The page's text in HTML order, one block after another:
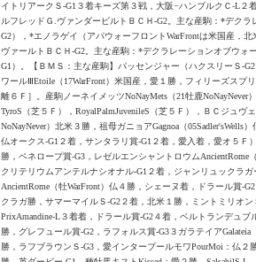
イトリアークＳ-G1３着キーズ第３戦，大阪−ハンブルクＣ-L２
ルフレッドＧ.ヴァンダービルトＢＣＨ-G2。主な産駒：*デク
G2），*エノラゲイ（アパウォーフロントWarFrontは米国産，
ヴァールトＢＣＨ-G2。主な産駒：*デクラレーションオブウォ
G1）。【ＢＭＳ：主な産駒】パッセンジャー（ハクスリーＳ-
ワールⅢEtoile（17WarFront）米国産，愛１勝，フィリーズスプ
離６Ｆ］。産駒ノーネイメッツNoNayMets（21牡鹿
TyroS（芝５Ｆ），RoyalPalmJuvenileS（芝５Ｆ），ＢＣジュ
NoNayNever）北米３勝，祖母ガニョアGagnoa（05Sadler'sWells
仏オークス-G1２着，サンタラリ賞-G1２着，愛入着，愛オ５Ｆ
勝，ペネロープ賞-G3，レゼルエンシャントロウムAncientRome
クリテリウムアンテルナシオナル-G1２着，ジャンリュックラ
AncientRome（牡WarFront）仏４勝，シェーヌ着，ドラール賞-
クラガ勝，サマーマイルＳ-G2２着，北米１勝，ミントミリオン
PrixAmandine-L３着着，ドラール賞-G2４着，ベルトランデュ
勝，グレフュール賞-G2，ラフォルス賞-G3３ガラテイア
勝，ラフブラウンＳ-G3，愛インタープールモワPourMoi：仏２